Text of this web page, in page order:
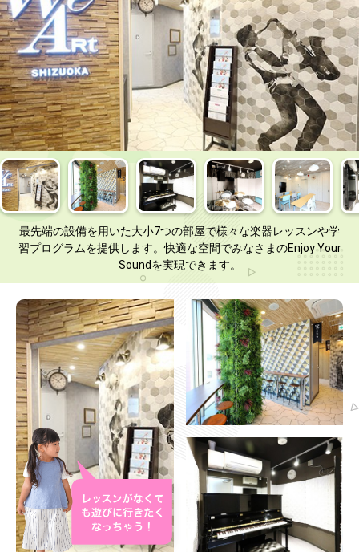
最先端の設備を用いた大小7つの部屋で様々な楽器レッスンや学
習プログラムを提供します。快適な空間でみなさまのEnjoy Your
Soundを実現できます。